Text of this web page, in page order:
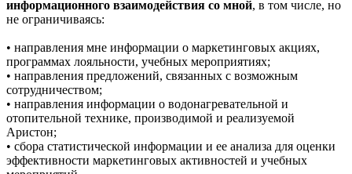
информационного взаимодействия со мной, в том числе, но
не ограничиваясь:
• направления мне информации о маркетинговых акциях,
программах лояльности, учебных мероприятиях;
• направления предложений, связанных с возможным
сотрудничеством;
• направления информации о водонагревательной и
отопительной технике, производимой и реализуемой
Аристон;
• сбора статистической информации и ее анализа для оценки
эффективности маркетинговых активностей и учебных